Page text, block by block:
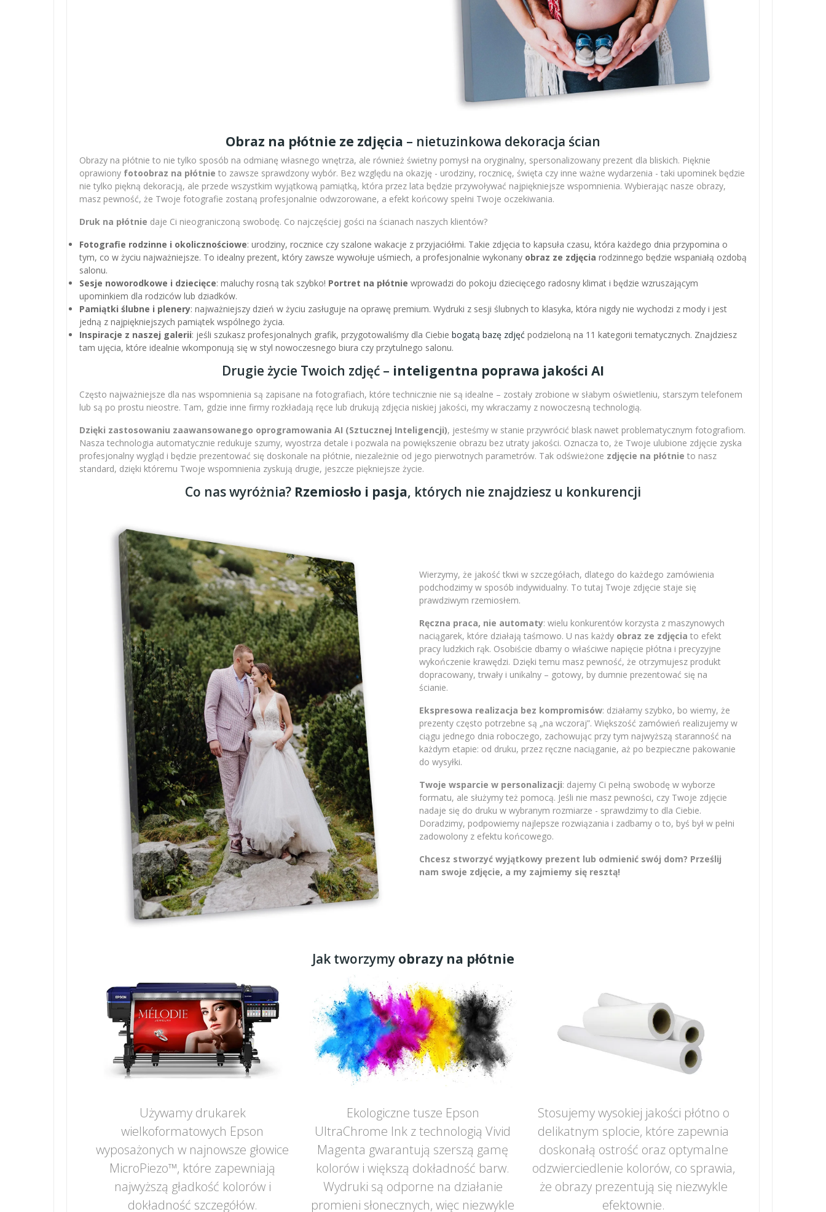
Obraz na płótnie ze zdjęcia – nietuzinkowa dekoracja ścian
Obrazy na płótnie to nie tylko sposób na odmianę własnego wnętrza, ale również świetny pomysł na oryginalny, spersonalizowany prezent dla bliskich. Pięknie
oprawiony fotoobraz na płótnie to zawsze sprawdzony wybór. Bez względu na okazję - urodziny, rocznicę, święta czy inne ważne wydarzenia - taki upominek będzie
nie tylko piękną dekoracją, ale przede wszystkim wyjątkową pamiątką, która przez lata będzie przywoływać najpiękniejsze wspomnienia. Wybierając nasze obrazy,
masz pewność, że Twoje fotografie zostaną profesjonalnie odwzorowane, a efekt końcowy spełni Twoje oczekiwania.
Druk na płótnie daje Ci nieograniczoną swobodę. Co najczęściej gości na ścianach naszych klientów?
Fotografie rodzinne i okolicznościowe: urodziny, rocznice czy szalone wakacje z przyjaciółmi. Takie zdjęcia to kapsuła czasu, która każdego dnia przypomina o
tym, co w życiu najważniejsze. To idealny prezent, który zawsze wywołuje uśmiech, a profesjonalnie wykonany obraz ze zdjęcia rodzinnego będzie wspaniałą ozdobą
salonu.
Sesje noworodkowe i dziecięce: maluchy rosną tak szybko! Portret na płótnie wprowadzi do pokoju dziecięcego radosny klimat i będzie wzruszającym
upominkiem dla rodziców lub dziadków.
Pamiątki ślubne i plenery: najważniejszy dzień w życiu zasługuje na oprawę premium. Wydruki z sesji ślubnych to klasyka, która nigdy nie wychodzi z mody i jest
jedną z najpiękniejszych pamiątek wspólnego życia.
Inspiracje z naszej galerii: jeśli szukasz profesjonalnych grafik, przygotowaliśmy dla Ciebie bogatą bazę zdjęć podzieloną na 11 kategorii tematycznych. Znajdziesz
tam ujęcia, które idealnie wkomponują się w styl nowoczesnego biura czy przytulnego salonu.
Drugie życie Twoich zdjęć – inteligentna poprawa jakości AI
Często najważniejsze dla nas wspomnienia są zapisane na fotografiach, które technicznie nie są idealne – zostały zrobione w słabym oświetleniu, starszym telefonem
lub są po prostu nieostre. Tam, gdzie inne firmy rozkładają ręce lub drukują zdjęcia niskiej jakości, my wkraczamy z nowoczesną technologią.
Dzięki zastosowaniu zaawansowanego oprogramowania AI (Sztucznej Inteligencji), jesteśmy w stanie przywrócić blask nawet problematycznym fotografiom.
Nasza technologia automatycznie redukuje szumy, wyostrza detale i pozwala na powiększenie obrazu bez utraty jakości. Oznacza to, że Twoje ulubione zdjęcie zyska
profesjonalny wygląd i będzie prezentować się doskonale na płótnie, niezależnie od jego pierwotnych parametrów. Tak odświeżone zdjęcie na płótnie to nasz
standard, dzięki któremu Twoje wspomnienia zyskują drugie, jeszcze piękniejsze życie.
Co nas wyróżnia? Rzemiosło i pasja, których nie znajdziesz u konkurencji
Wierzymy, że jakość tkwi w szczegółach, dlatego do każdego zamówienia
podchodzimy w sposób indywidualny. To tutaj Twoje zdjęcie staje się
prawdziwym rzemiosłem.
Ręczna praca, nie automaty: wielu konkurentów korzysta z maszynowych
naciągarek, które działają taśmowo. U nas każdy obraz ze zdjęcia to efekt
pracy ludzkich rąk. Osobiście dbamy o właściwe napięcie płótna i precyzyjne
wykończenie krawędzi. Dzięki temu masz pewność, że otrzymujesz produkt
dopracowany, trwały i unikalny – gotowy, by dumnie prezentować się na
ścianie.
Ekspresowa realizacja bez kompromisów: działamy szybko, bo wiemy, że
prezenty często potrzebne są „na wczoraj”. Większość zamówień realizujemy w
ciągu jednego dnia roboczego, zachowując przy tym najwyższą staranność na
każdym etapie: od druku, przez ręczne naciąganie, aż po bezpieczne pakowanie
do wysyłki.
Twoje wsparcie w personalizacji: dajemy Ci pełną swobodę w wyborze
formatu, ale służymy też pomocą. Jeśli nie masz pewności, czy Twoje zdjęcie
nadaje się do druku w wybranym rozmiarze - sprawdzimy to dla Ciebie.
Doradzimy, podpowiemy najlepsze rozwiązania i zadbamy o to, byś był w pełni
zadowolony z efektu końcowego.
Chcesz stworzyć wyjątkowy prezent lub odmienić swój dom? Prześlij
nam swoje zdjęcie, a my zajmiemy się resztą!
Jak tworzymyobrazy na płótnie
Używamy drukarek
wielkoformatowych Epson
wyposażonych w najnowsze głowice
MicroPiezo™, które zapewniają
najwyższą gładkość kolorów i
dokładność szczegółów.
Ekologiczne tusze Epson
UltraChrome Ink z technologią Vivid
Magenta gwarantują szerszą gamę
kolorów i większą dokładność barw.
Wydruki są odporne na działanie
promieni słonecznych, więc niezwykle
Stosujemy wysokiej jakości płótno o
delikatnym splocie, które zapewnia
doskonałą ostrość oraz optymalne
odzwierciedlenie kolorów, co sprawia,
że obrazy prezentują się niezwykle
efektownie.